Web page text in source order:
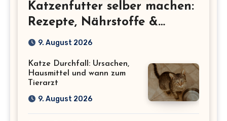
Katzenfutter selber machen:
Rezepte, Nährstoffe &
Sicherheit
9. August 2026
Katze Durchfall: Ursachen,
Hausmittel und wann zum
Tierarzt
9. August 2026